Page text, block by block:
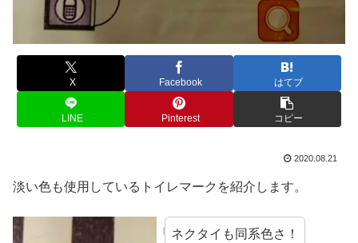
X Facebook はてブ
LINE Pinterest コピー
2020.08.21
淡い色も使用しているトイレマークを紹介します。
ネクタイも同系色さ！